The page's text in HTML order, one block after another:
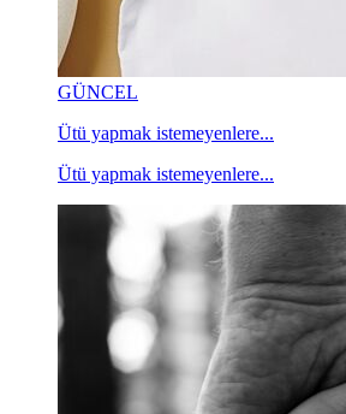
GÜNCEL
Ütü yapmak istemeyenlere...
Ütü yapmak istemeyenlere...